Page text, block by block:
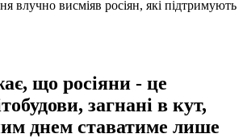
що росіяни - це
загнані в кут,
днем ставатиме лише